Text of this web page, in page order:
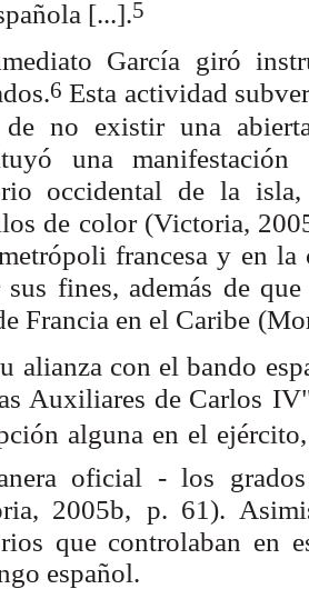
[...].5
García giró
6 Esta actividad
de no existir una
una manifestación
occidental de la isla,
de color (Victoria,
francesa y en la
sus fines, además de
Francia en el Caribe
alianza con el bando
Auxiliares de Carlos
alguna en el ejército,
oficial - los grados
2005b, p. 61).
que controlaban en
español.